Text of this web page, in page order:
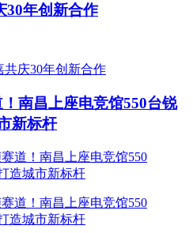
年创新合作
南昌上座电竞馆550台锐
新标杆